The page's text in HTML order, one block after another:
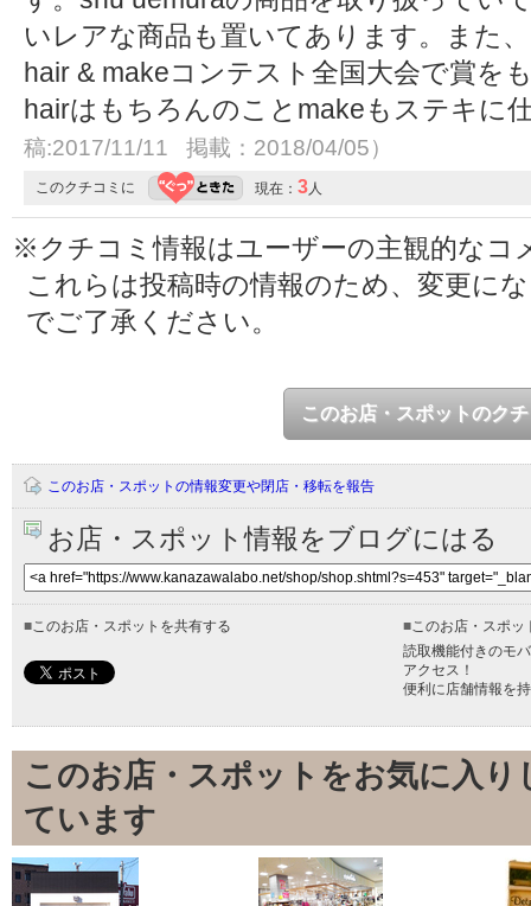
いレアな商品も置いてあります。また
hair & makeコンテスト全国大会で賞を
hairはもちろんのことmakeもステキに
稿:2017/11/11 掲載：2018/04/05）
このクチコミに 現在： 3人
※クチコミ情報はユーザーの主観的なコ
これらは投稿時の情報のため、変更に
でご了承ください。
このお店・スポットのク
このお店・スポットの情報変更や閉店・移転を報告
お店・スポット情報をブログにはる
■このお店・スポットを共有する ■このお店・スポッ
読取機能付きのモ
アクセス！
便利に店舗情報を
このお店・スポットをお気に入
ています